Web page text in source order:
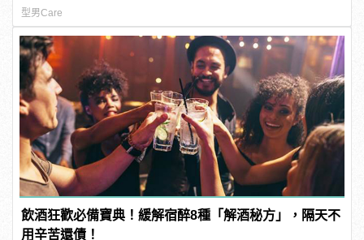
型男Care
飲酒狂歡必備寶典！緩解宿醉8種「解酒秘方」，隔天不
用辛苦還債！